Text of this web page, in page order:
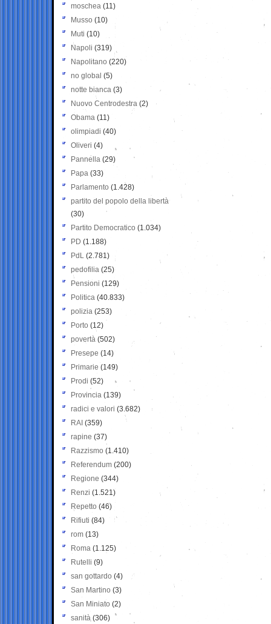
moschea (11)
Musso (10)
Muti (10)
Napoli (319)
Napolitano (220)
no global (5)
notte bianca (3)
Nuovo Centrodestra (2)
Obama (11)
olimpiadi (40)
Oliveri (4)
Pannella (29)
Papa (33)
Parlamento (1.428)
partito del popolo della libertà
(30)
Partito Democratico (1.034)
PD (1.188)
PdL (2.781)
pedofilia (25)
Pensioni (129)
Politica (40.833)
polizia (253)
Porto (12)
povertà (502)
Presepe (14)
Primarie (149)
Prodi (52)
Provincia (139)
radici e valori (3.682)
RAI (359)
rapine (37)
Razzismo (1.410)
Referendum (200)
Regione (344)
Renzi (1.521)
Repetto (46)
Rifiuti (84)
rom (13)
Roma (1.125)
Rutelli (9)
san gottardo (4)
San Martino (3)
San Miniato (2)
sanità (306)